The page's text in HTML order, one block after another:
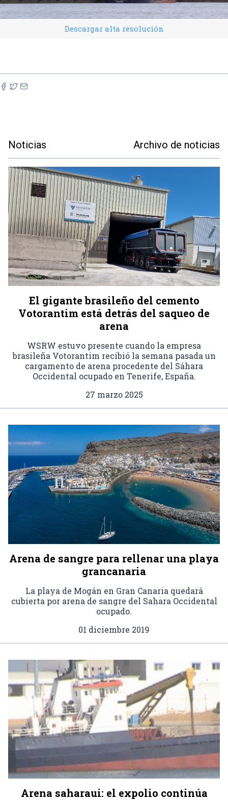
Descargar alta resolución
Noticias Archivo de noticias
El gigante brasileño del cemento
Votorantim está detrás del saqueo de
arena
WSRW estuvo presente cuando la empresa
brasileña Votorantim recibió la semana pasada un
cargamento de arena procedente del Sáhara
Occidental ocupado en Tenerife, España.
27 marzo 2025
Arena de sangre para rellenar una playa
grancanaria
La playa de Mogán en Gran Canaria quedará
cubierta por arena de sangre del Sahara Occidental
ocupado.
01 diciembre 2019
Arena saharaui: el expolio continúa